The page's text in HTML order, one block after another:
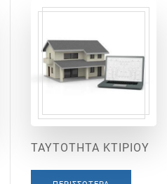
ΤΑΥΤΟΤΗΤΑ ΚΤΙΡΙΟΥ